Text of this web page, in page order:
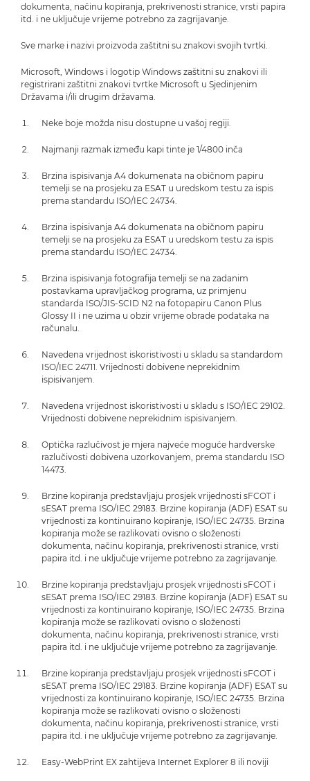
dokumenta, načinu kopiranja, prekrivenosti stranice, vrsti papira
itd. i ne uključuje vrijeme potrebno za zagrijavanje.
Sve marke i nazivi proizvoda zaštitni su znakovi svojih tvrtki.
Microsoft, Windows i logotip Windows zaštitni su znakovi ili
registrirani zaštitni znakovi tvrtke Microsoft u Sjedinjenim
Državama i/ili drugim državama.
Neke boje možda nisu dostupne u vašoj regiji.
Najmanji razmak između kapi tinte je 1/4800 inča
Brzina ispisivanja A4 dokumenata na običnom papiru
temelji se na prosjeku za ESAT u uredskom testu za ispis
prema standardu ISO/IEC 24734.
Brzina ispisivanja A4 dokumenata na običnom papiru
temelji se na prosjeku za ESAT u uredskom testu za ispis
prema standardu ISO/IEC 24734.
Brzina ispisivanja fotografija temelji se na zadanim
postavkama upravljačkog programa, uz primjenu
standarda ISO/JIS-SCID N2 na fotopapiru Canon Plus
Glossy II i ne uzima u obzir vrijeme obrade podataka na
računalu.
Navedena vrijednost iskoristivosti u skladu sa standardom
ISO/IEC 24711. Vrijednosti dobivene neprekidnim
ispisivanjem.
Navedena vrijednost iskoristivosti u skladu s ISO/IEC 29102.
Vrijednosti dobivene neprekidnim ispisivanjem.
Optička razlučivost je mjera najveće moguće hardverske
razlučivosti dobivena uzorkovanjem, prema standardu ISO
14473.
Brzine kopiranja predstavljaju prosjek vrijednosti sFCOT i
sESAT prema ISO/IEC 29183. Brzine kopiranja (ADF) ESAT su
vrijednosti za kontinuirano kopiranje, ISO/IEC 24735. Brzina
kopiranja može se razlikovati ovisno o složenosti
dokumenta, načinu kopiranja, prekrivenosti stranice, vrsti
papira itd. i ne uključuje vrijeme potrebno za zagrijavanje.
Brzine kopiranja predstavljaju prosjek vrijednosti sFCOT i
sESAT prema ISO/IEC 29183. Brzine kopiranja (ADF) ESAT su
vrijednosti za kontinuirano kopiranje, ISO/IEC 24735. Brzina
kopiranja može se razlikovati ovisno o složenosti
dokumenta, načinu kopiranja, prekrivenosti stranice, vrsti
papira itd. i ne uključuje vrijeme potrebno za zagrijavanje.
Brzine kopiranja predstavljaju prosjek vrijednosti sFCOT i
sESAT prema ISO/IEC 29183. Brzine kopiranja (ADF) ESAT su
vrijednosti za kontinuirano kopiranje, ISO/IEC 24735. Brzina
kopiranja može se razlikovati ovisno o složenosti
dokumenta, načinu kopiranja, prekrivenosti stranice, vrsti
papira itd. i ne uključuje vrijeme potrebno za zagrijavanje.
Easy-WebPrint EX zahtijeva Internet Explorer 8 ili noviji